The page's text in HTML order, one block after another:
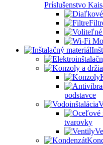
Príslušenstvo
podstavce
tvarovky